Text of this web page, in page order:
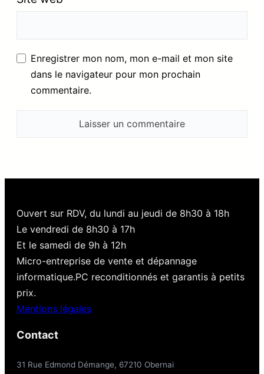
Enregistrer mon nom, mon e-mail et mon site
dans le navigateur pour mon prochain
commentaire.
Ouvert sur RDV, du lundi au jeudi de 8h30 à 18h
Le vendredi de 8h30 à 17h
Et le samedi de 9h à 12h
Micro-entreprise de vente et dépannage
informatique.PC reconditionnés et garantis à petits
prix.
Mentions légales
Contact
31 Rue Edmond Démange, 67210 Obernai